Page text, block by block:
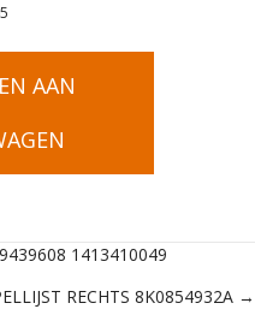
AAN
1413410049
RECHTS 8K0854932A →